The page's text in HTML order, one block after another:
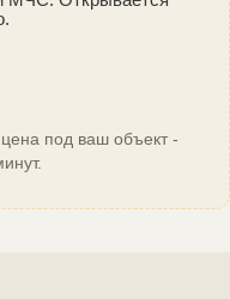
под ваш объект -